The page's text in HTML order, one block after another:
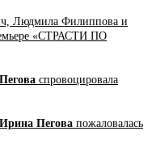
Людмила Филиппова и
«СТРАСТИ ПО
спровоцировала
Ирина Пегова пожаловалась